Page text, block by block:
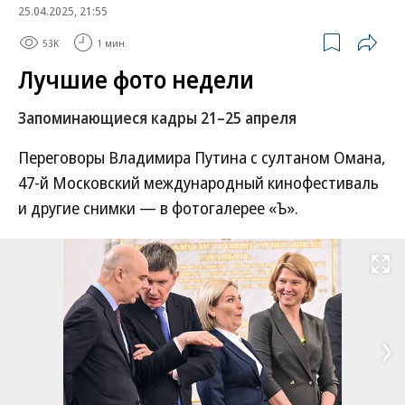
25.04.2025, 21:55
53K 1 мин.
Лучшие фото недели
Запоминающиеся кадры 21–25 апреля
Переговоры Владимира Путина с султаном Омана,
47-й Московский международный кинофестиваль
и другие снимки — в фотогалерее «Ъ».
Развернуть